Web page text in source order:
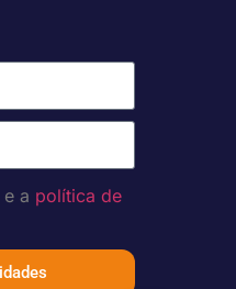
e a política de